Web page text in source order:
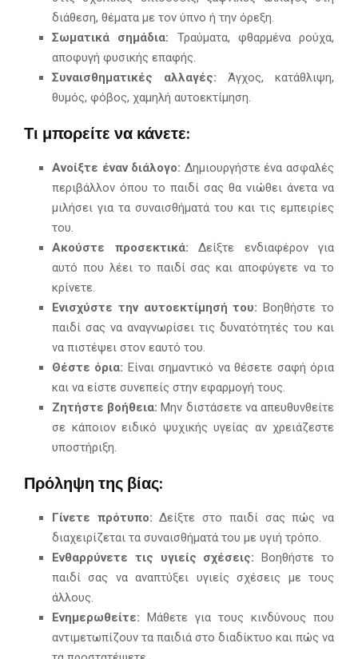
διάθεση, θέματα με τον ύπνο ή την όρεξη.
Σωματικά σημάδια: Τραύματα, φθαρμένα ρούχα,
αποφυγή φυσικής επαφής.
Συναισθηματικές αλλαγές: Άγχος, κατάθλιψη,
θυμός, φόβος, χαμηλή αυτοεκτίμηση.
Τι μπορείτε να κάνετε:
Ανοίξτε έναν διάλογο: Δημιουργήστε ένα ασφαλές
περιβάλλον όπου το παιδί σας θα νιώθει άνετα να
μιλήσει για τα συναισθήματά του και τις εμπειρίες
του.
Ακούστε προσεκτικά: Δείξτε ενδιαφέρον για
αυτό που λέει το παιδί σας και αποφύγετε να το
κρίνετε.
Ενισχύστε την αυτοεκτίμησή του: Βοηθήστε το
παιδί σας να αναγνωρίσει τις δυνατότητές του και
να πιστέψει στον εαυτό του.
Θέστε όρια: Είναι σημαντικό να θέσετε σαφή όρια
και να είστε συνεπείς στην εφαρμογή τους.
Ζητήστε βοήθεια: Μην διστάσετε να απευθυνθείτε
σε κάποιον ειδικό ψυχικής υγείας αν χρειάζεστε
υποστήριξη.
Πρόληψη της βίας:
Γίνετε πρότυπο: Δείξτε στο παιδί σας πώς να
διαχειρίζεται τα συναισθήματά του με υγιή τρόπο.
Ενθαρρύνετε τις υγιείς σχέσεις: Βοηθήστε το
παιδί σας να αναπτύξει υγιείς σχέσεις με τους
άλλους.
Ενημερωθείτε: Μάθετε για τους κινδύνους που
αντιμετωπίζουν τα παιδιά στο διαδίκτυο και πώς να